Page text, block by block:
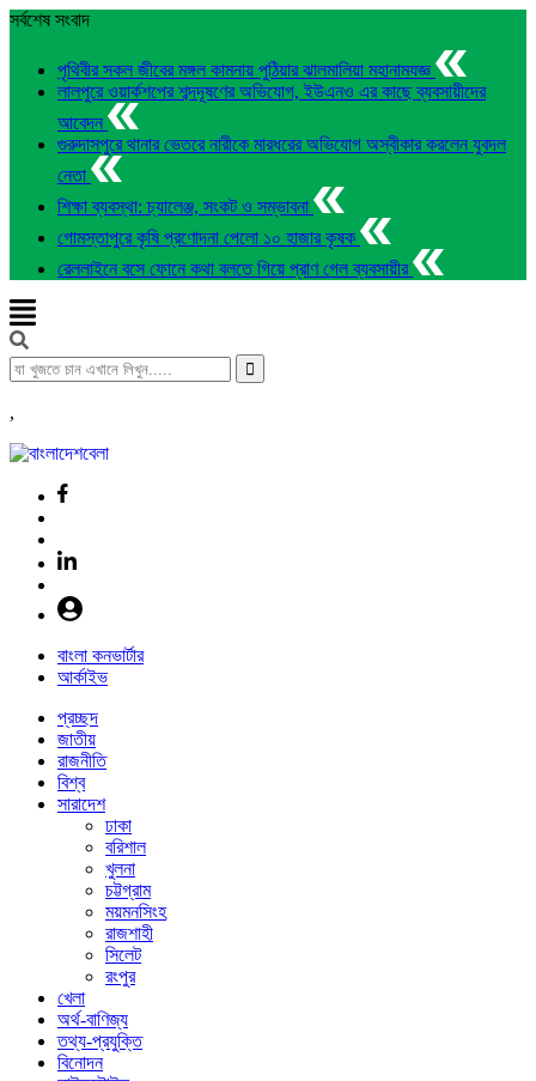
সর্বশেষ সংবাদ
পৃথিবীর সকল জীবের মঙ্গল কামনায় পুঠিয়ার ঝালমালিয়া মহানামযজ্ঞ
লালপুরে ওয়ার্কশপের শব্দদূষণের অভিযোগ, ইউএনও এর কাছে ব্যবসায়ীদের
আবেদন
গুরুদাসপুরে থানার ভেতরে নারীকে মারধরের অভিযোগ অস্বীকার করলেন যুবদল
নেতা
শিক্ষা ব্যবস্থা: চ্যালেঞ্জ, সংকট ও সম্ভাবনা
গোমস্তাপুরে কৃষি প্রণোদনা পেলো ১০ হাজার কৃষক
রেললাইনে বসে ফোনে কথা বলতে গিয়ে প্রাণ গেল ব্যবসায়ীর
,
বাংলা কনভার্টার
আর্কাইভ
প্রচ্ছদ
জাতীয়
রাজনীতি
বিশ্ব
সারাদেশ
ঢাকা
বরিশাল
খুলনা
চট্টগ্রাম
ময়মনসিংহ
রাজশাহী
সিলেট
রংপুর
খেলা
অর্থ-বাণিজ্য
তথ্য-প্রযুক্তি
বিনোদন